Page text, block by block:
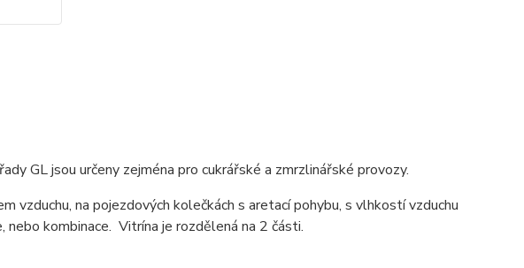
GL jsou určeny zejména pro cukrářské a zmrzlinářské provozy.
vzduchu, na pojezdových kolečkách s aretací pohybu, s vlhkostí vzduchu
kombinace. Vitrína je rozdělená na 2 části.